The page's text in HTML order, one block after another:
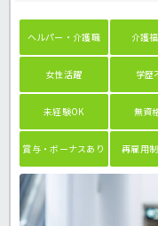
ヘルパー・介護職 介護
女性活躍 学歴
未経験OK 無資
賞与・ボーナスあり 再雇用